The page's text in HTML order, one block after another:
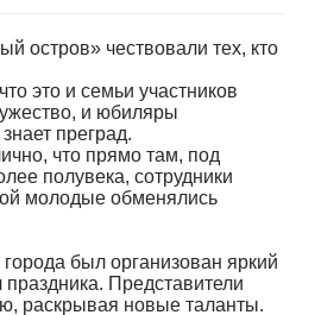
остров» чествовали тех, кто
это и семьи участников
и юбиляры
преград.
что прямо там, под
полувека, сотрудники
молодые обменялись
был организован яркий
Представители
раскрывая новые таланты.